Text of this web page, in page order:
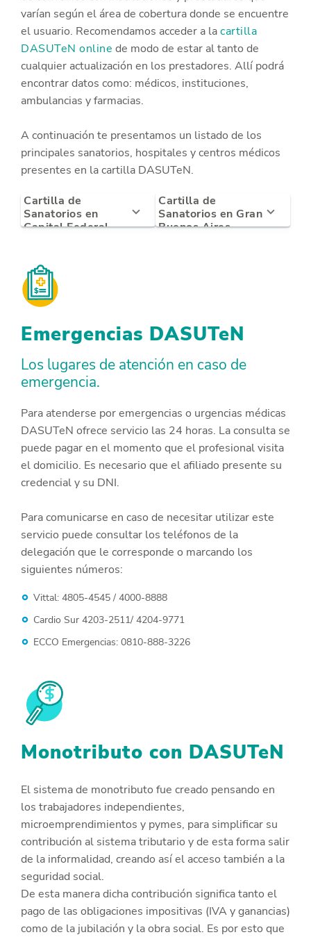
varían según el área de cobertura donde se encuentre
el usuario. Recomendamos acceder a lacartilla
DASUTeN online de modo de estar al tanto de
cualquier actualización en los prestadores. Allí podrá
encontrar datos como: médicos, instituciones,
ambulancias y farmacias.
A continuación te presentamos un listado de los
principales sanatorios, hospitales y centros médicos
presentes en la cartilla DASUTeN.
Cartilla de
Sanatorios en
Capital Federal
Cartilla de
Sanatorios en Gran
Buenos Aires
Emergencias DASUTeN
Los lugares de atención en caso de
emergencia.
Para atenderse por emergencias o urgencias médicas
DASUTeN ofrece servicio las 24 horas. La consulta se
puede pagar en el momento que el profesional visita
el domicilio. Es necesario que el afiliado presente su
credencial y su DNI.
Para comunicarse en caso de necesitar utilizar este
servicio puede consultar los teléfonos de la
delegación que le corresponde o marcando los
siguientes números:
Vittal: 4805-4545 / 4000-8888
Cardio Sur 4203-2511/ 4204-9771
ECCO Emergencias: 0810-888-3226
Monotributo con DASUTeN
El sistema de monotributo fue creado pensando en
los trabajadores independientes,
microemprendimientos y pymes, para simplificar su
contribución al sistema tributario y de esta forma salir
de la informalidad, creando así el acceso también a la
seguridad social.
De esta manera dicha contribución significa tanto el
pago de las obligaciones impositivas (IVA y ganancias)
como de la jubilación y la obra social. Es por esto que